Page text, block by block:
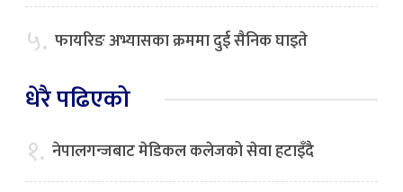
५. फायरिङ अभ्यासका क्रममा दुई सैनिक घाइते
धेरै पढिएको
१. नेपालगन्जबाट मेडिकल कलेजको सेवा हटाइँदै